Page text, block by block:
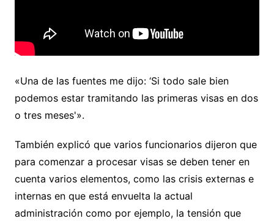
«Una de las fuentes me dijo: ‘Si todo sale bien
podemos estar tramitando las primeras visas en dos
o tres meses'».
También explicó que varios funcionarios dijeron que
para comenzar a procesar visas se deben tener en
cuenta varios elementos, como las crisis externas e
internas en que está envuelta la actual
administración como por ejemplo, la tensión que